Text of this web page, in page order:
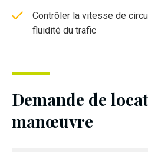
Contrôler la vitesse de
fluidité du trafic
Demande de
manœuvre